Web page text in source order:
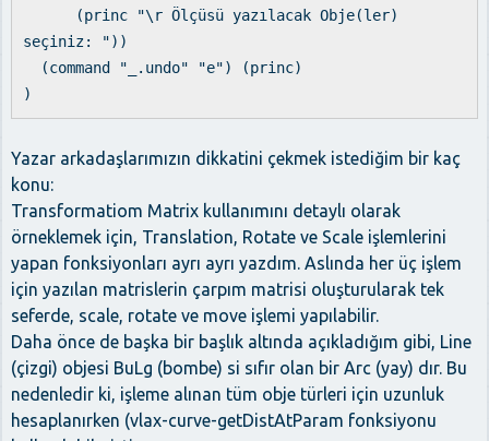
(princ "\r Ölçüsü yazılacak Obje(ler)
seçiniz: "))
(command "_.undo" "e") (princ)
)
Yazar arkadaşlarımızın dikkatini çekmek istediğim bir kaç
konu:
Transformatiom Matrix kullanımını detaylı olarak
örneklemek için, Translation, Rotate ve Scale işlemlerini
yapan fonksiyonları ayrı ayrı yazdım. Aslında her üç işlem
için yazılan matrislerin çarpım matrisi oluşturularak tek
seferde, scale, rotate ve move işlemi yapılabilir.
Daha önce de başka bir başlık altında açıkladığım gibi, Line
(çizgi) objesi BuLg (bombe) si sıfır olan bir Arc (yay) dır. Bu
nedenledir ki, işleme alınan tüm obje türleri için uzunluk
hesaplanırken (vlax-curve-getDistAtParam fonksiyonu